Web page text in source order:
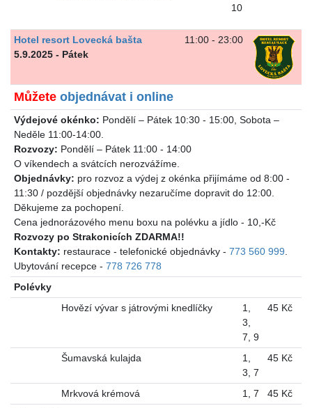
10
11:00 - 23:00
Hotel resort Lovecká bašta
5.9.2025 - Pátek
Můžete objednávat i online
Výdejové okénko: Pondělí – Pátek 10:30 - 15:00, Sobota –
Neděle 11:00-14:00.
Rozvozy: Pondělí – Pátek 11:00 - 14:00
O víkendech a svátcích nerozvážíme.
Objednávky: pro rozvoz a výdej z okénka přijímáme od 8:00 -
11:30 / pozdější objednávky nezaručíme dopravit do 12:00.
Děkujeme za pochopení.
Cena jednorázového menu boxu na polévku a jídlo - 10,-Kč
Rozvozy po Strakonicích ZDARMA!!
Kontakty: restaurace - telefonické objednávky - 773 560 999.
Ubytování recepce - 778 726 778
Polévky
Hovězí vývar s játrovými knedlíčky
1,
3,
7, 9
45 Kč
Šumavská kulajda 1,
3, 7
45 Kč
Mrkvová krémová 1, 7
45 Kč